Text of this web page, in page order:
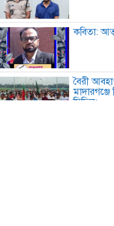
কবিতা:
বৈরী
মিছিল;